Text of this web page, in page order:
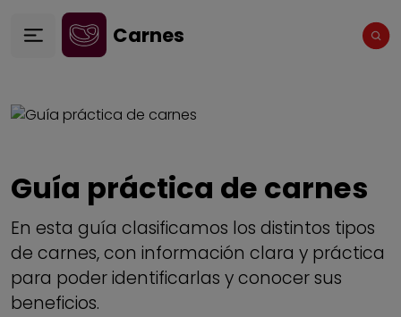
Pasar al contenido principal
Carnes
Guía práctica de carnes
En esta guía clasificamos los distintos tipos
de carnes, con información clara y práctica
para poder identificarlas y conocer sus
beneficios.